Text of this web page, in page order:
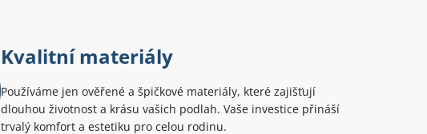
Kvalitní materiály
Používáme jen ověřené a špičkové materiály, které zajišťují
dlouhou životnost a krásu vašich podlah. Vaše investice přináší
trvalý komfort a estetiku pro celou rodinu.